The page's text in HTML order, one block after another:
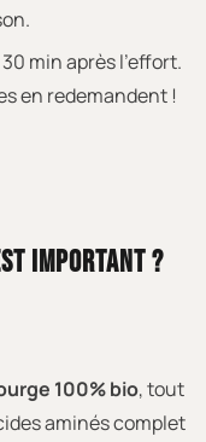
min après l’effort.
en redemandent !
IMPORTANT ?
100% bio, tout
aminés complet